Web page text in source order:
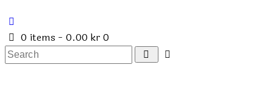
0 items - 0.00 kr 0